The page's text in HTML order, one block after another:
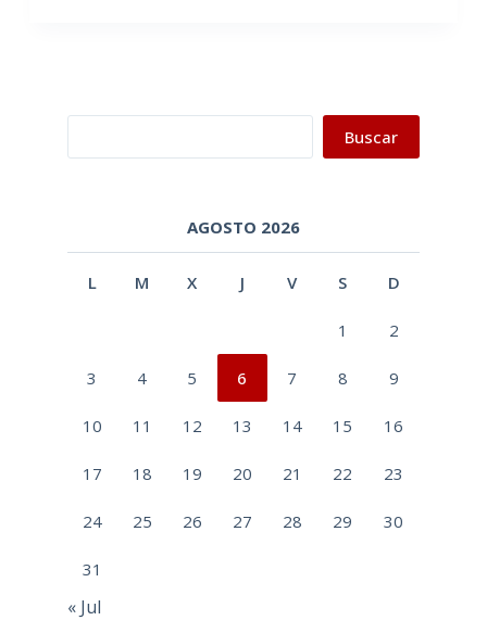
Buscar
AGOSTO 2026
L M X J V S D
1 2
3 4 5 6 7 8 9
10 11 12 13 14 15 16
17 18 19 20 21 22 23
24 25 26 27 28 29 30
31
« Jul